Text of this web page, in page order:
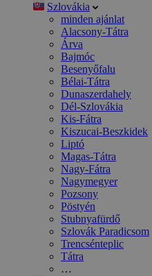
Szlovákia
minden ajánlat
Alacsony-Tátra
Árva
Bajmóc
Besenyőfalu
Bélai-Tátra
Dunaszerdahely
Dél-Szlovákia
Kis-Fátra
Kiszucai-Beszkidek
Liptó
Magas-Tátra
Nagy-Fátra
Nagymegyer
Pozsony
Pöstyén
Stubnyafürdő
Szlovák Paradicsom
Trencsénteplic
Tátra
…